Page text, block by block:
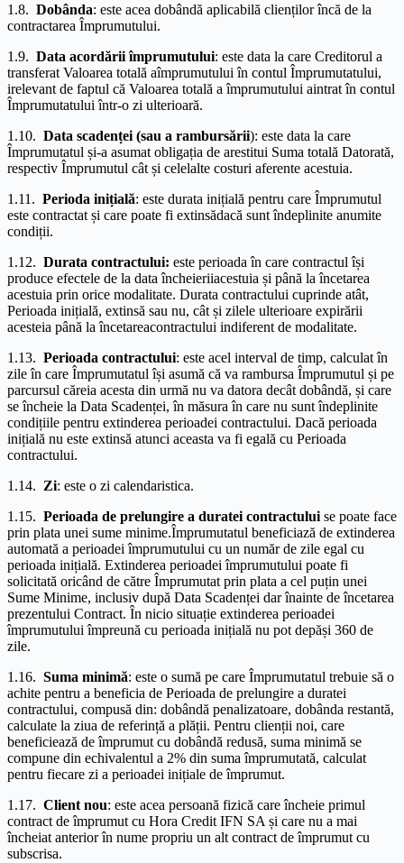
1.8. Dobânda: este acea dobândă aplicabilă clienților încă de la
contractarea Împrumutului.
1.9. Data acordării împrumutului: este data la care Creditorul a
transferat Valoarea totală aîmprumutului în contul Împrumutatului,
irelevant de faptul că Valoarea totală a împrumutului aintrat în contul
Împrumutatului într-o zi ulterioară.
1.10. Data scadenței (sau a rambursării): este data la care
Împrumutatul și-a asumat obligația de arestitui Suma totală Datorată,
respectiv Împrumutul cât și celelalte costuri aferente acestuia.
1.11. Perioda inițială: este durata inițială pentru care Împrumutul
este contractat și care poate fi extinsădacă sunt îndeplinite anumite
condiții.
1.12. Durata contractului: este perioada în care contractul își
produce efectele de la data încheieriiacestuia și până la încetarea
acestuia prin orice modalitate. Durata contractului cuprinde atât,
Perioada inițială, extinsă sau nu, cât și zilele ulterioare expirării
acesteia până la încetareacontractului indiferent de modalitate.
1.13. Perioada contractului: este acel interval de timp, calculat în
zile în care Împrumutatul își asumă că va rambursa Împrumutul și pe
parcursul căreia acesta din urmă nu va datora decât dobândă, și care
se încheie la Data Scadenței, în măsura în care nu sunt îndeplinite
condițiile pentru extinderea perioadei contractului. Dacă perioada
inițială nu este extinsă atunci aceasta va fi egală cu Perioada
contractului.
1.14. Zi: este o zi calendaristica.
1.15. Perioada de prelungire a duratei contractului se poate face
prin plata unei sume minime.Împrumutatul beneficiază de extinderea
automată a perioadei împrumutului cu un număr de zile egal cu
perioada inițială. Extinderea perioadei împrumutului poate fi
solicitată oricând de către Împrumutat prin plata a cel puțin unei
Sume Minime, inclusiv după Data Scadenței dar înainte de încetarea
prezentului Contract. În nicio situație extinderea perioadei
împrumutului împreună cu perioada inițială nu pot depăși 360 de
zile.
1.16. Suma minimă: este o sumă pe care Împrumutatul trebuie să o
achite pentru a beneficia de Perioada de prelungire a duratei
contractului, compusă din: dobândă penalizatoare, dobânda restantă,
calculate la ziua de referință a plății. Pentru clienții noi, care
beneficiează de împrumut cu dobândă redusă, suma minimă se
compune din echivalentul a 2% din suma împrumutată, calculat
pentru fiecare zi a perioadei inițiale de împrumut.
1.17. Client nou: este acea persoană fizică care încheie primul
contract de împrumut cu Hora Credit IFN SA și care nu a mai
încheiat anterior în nume propriu un alt contract de împrumut cu
subscrisa.